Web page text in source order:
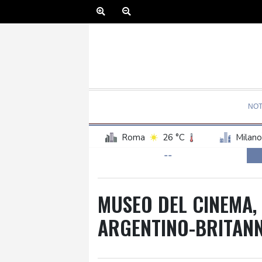
Roma 26 °C Milano
--
MUSEO DEL
ARGENTINO-